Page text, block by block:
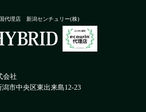
代理店 新潟センチュリー(株)
会社
潟市中央区東出来島12-23